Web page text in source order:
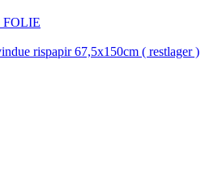
rispapir 67,5x150cm ( restlager )